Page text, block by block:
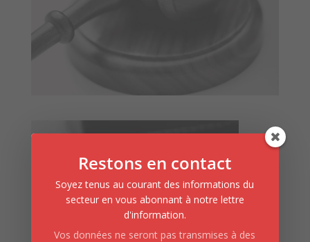
Restons en contact
Soyez tenus au courant des informations du
secteur en vous abonnant à notre lettre
d'information.
Vos données ne seront pas transmises à des